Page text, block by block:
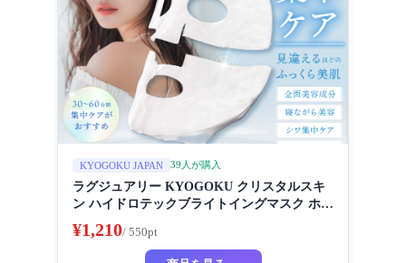
KYOGOKU JAPAN 39人が購入
ラグジュアリー KYOGOKU クリスタルスキ
ン ハイドロテックブライトイングマスク ホワ
フェイスパック ビューティーサロン監修者 シ
ートマスク ハイドラ 美容液
¥1,210/ 550pt